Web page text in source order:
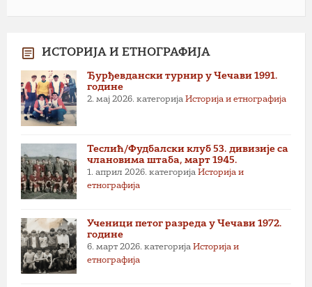
ИСТОРИЈА И ЕТНОГРАФИЈА
Ђурђевдански турнир у Чечави 1991.
године
2. мај 2026. категорија Историја и етнографија
Теслић/Фудбалски клуб 53. дивизије са
члановима штаба, март 1945.
1. април 2026. категорија Историја и
етнографија
Ученици петог разреда у Чечави 1972.
године
6. март 2026. категорија Историја и
етнографија